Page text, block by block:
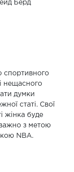
Берд
спортивного
нещасного
думки
статі. Свої
жінка буде
з метою
NBA.